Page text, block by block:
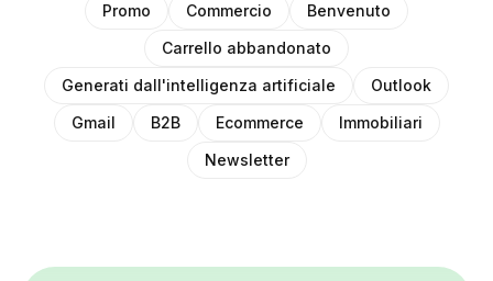
Promo Commercio
Benvenuto
Carrello abbandonato
Generati dall'intelligenza artificiale
Outlook
Gmail
B2B Ecommerce
Immobiliari
Newsletter